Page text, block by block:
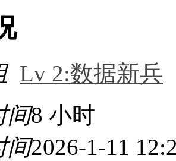
Lv 2:数据新兵
间8 小时
间2026-1-11